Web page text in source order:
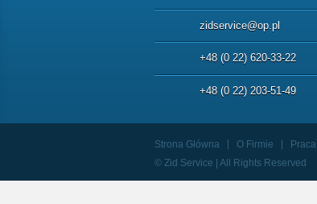
zidservice@op.pl
+48 (0 22) 620-33-22
+48 (0 22) 203-51-49
Strona Główna O Firmie Praca
© Zid Service | All Rights Reserved